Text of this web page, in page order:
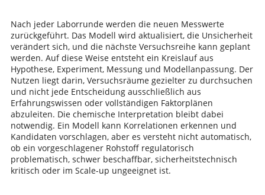
Nach jeder Laborrunde werden die neuen Messwerte
zurückgeführt. Das Modell wird aktualisiert, die Unsicherheit
verändert sich, und die nächste Versuchsreihe kann geplant
werden. Auf diese Weise entsteht ein Kreislauf aus
Hypothese, Experiment, Messung und Modellanpassung. Der
Nutzen liegt darin, Versuchsräume gezielter zu durchsuchen
und nicht jede Entscheidung ausschließlich aus
Erfahrungswissen oder vollständigen Faktorplänen
abzuleiten. Die chemische Interpretation bleibt dabei
notwendig. Ein Modell kann Korrelationen erkennen und
Kandidaten vorschlagen, aber es versteht nicht automatisch,
ob ein vorgeschlagener Rohstoff regulatorisch
problematisch, schwer beschaffbar, sicherheitstechnisch
kritisch oder im Scale-up ungeeignet ist.